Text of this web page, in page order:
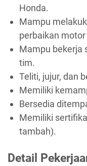
Honda.
Mampu
perbaikan motor
Mampu bekerja
tim.
Teliti, jujur, dan
Memiliki
Bersedia
Memiliki
tambah).
Detail